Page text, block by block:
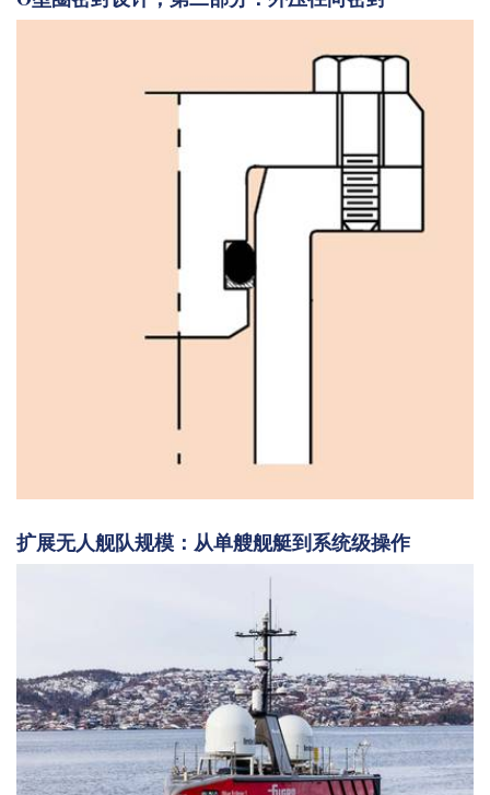
扩展无人舰队规模：从单艘舰艇到系统级操作